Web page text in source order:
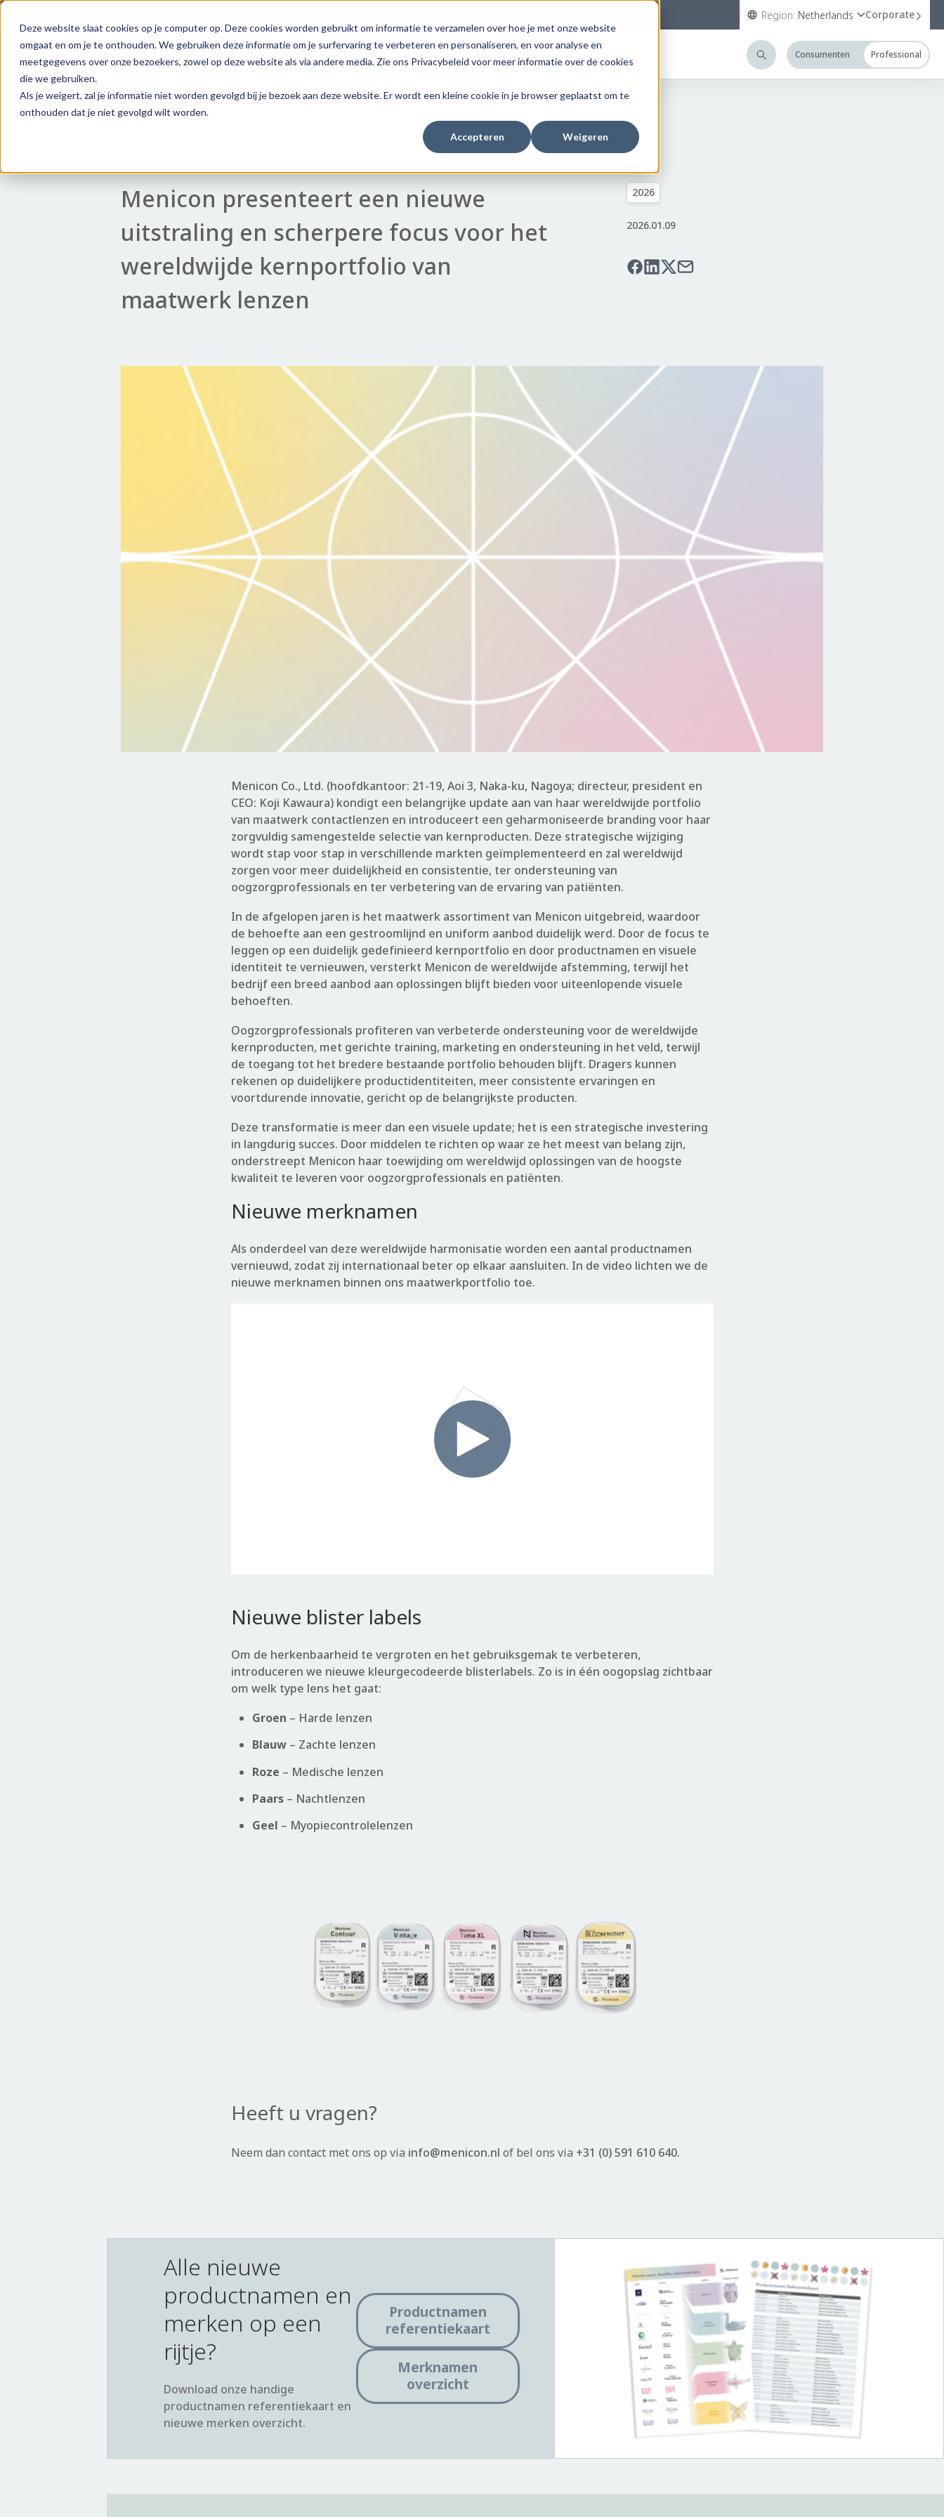
Deze website slaat cookies op je computer op. Deze cookies worden gebruikt om informatie te verzamelen over hoe je met onze website
omgaat en om je te onthouden. We gebruiken deze informatie om je surfervaring te verbeteren en personaliseren, en voor analyse en
meetgegevens over onze bezoekers, zowel op deze website als via andere media. Zie ons Privacybeleid voor meer informatie over de cookies
die we gebruiken.
Als je weigert, zal je informatie niet worden gevolgd bij je bezoek aan deze website. Er wordt een kleine cookie in je browser geplaatst om te
onthouden dat je niet gevolgd wilt worden.
Accepteren Weigeren
Region: Netherlands Corporate
Consumenten Professional
Menicon presenteert een nieuwe
uitstraling en scherpere focus voor het
wereldwijde kernportfolio van
maatwerk lenzen
2026
2026.01.09
Menicon Co., Ltd. (hoofdkantoor: 21-19, Aoi 3, Naka-ku, Nagoya; directeur, president en
CEO: Koji Kawaura) kondigt een belangrijke update aan van haar wereldwijde portfolio
van maatwerk contactlenzen en introduceert een geharmoniseerde branding voor haar
zorgvuldig samengestelde selectie van kernproducten. Deze strategische wijziging
wordt stap voor stap in verschillende markten geïmplementeerd en zal wereldwijd
zorgen voor meer duidelijkheid en consistentie, ter ondersteuning van
oogzorgprofessionals en ter verbetering van de ervaring van patiënten.
In de afgelopen jaren is het maatwerk assortiment van Menicon uitgebreid, waardoor
de behoefte aan een gestroomlijnd en uniform aanbod duidelijk werd. Door de focus te
leggen op een duidelijk gedefinieerd kernportfolio en door productnamen en visuele
identiteit te vernieuwen, versterkt Menicon de wereldwijde afstemming, terwijl het
bedrijf een breed aanbod aan oplossingen blijft bieden voor uiteenlopende visuele
behoeften.
Oogzorgprofessionals profiteren van verbeterde ondersteuning voor de wereldwijde
kernproducten, met gerichte training, marketing en ondersteuning in het veld, terwijl
de toegang tot het bredere bestaande portfolio behouden blijft. Dragers kunnen
rekenen op duidelijkere productidentiteiten, meer consistente ervaringen en
voortdurende innovatie, gericht op de belangrijkste producten.
Deze transformatie is meer dan een visuele update; het is een strategische investering
in langdurig succes. Door middelen te richten op waar ze het meest van belang zijn,
onderstreept Menicon haar toewijding om wereldwijd oplossingen van de hoogste
kwaliteit te leveren voor oogzorgprofessionals en patiënten.
Nieuwe merknamen
Als onderdeel van deze wereldwijde harmonisatie worden een aantal productnamen
vernieuwd, zodat zij internationaal beter op elkaar aansluiten. In de video lichten we de
nieuwe merknamen binnen ons maatwerkportfolio toe.
Nieuwe blister labels
Om de herkenbaarheid te vergroten en het gebruiksgemak te verbeteren,
introduceren we nieuwe kleurgecodeerde blisterlabels. Zo is in één oogopslag zichtbaar
om welk type lens het gaat:
Groen – Harde lenzen
Blauw– Zachte lenzen
Roze – Medische lenzen
Paars– Nachtlenzen
Geel – Myopiecontrolelenzen
Heeft u vragen?
Neem dan contact met ons op via info@menicon.nl of bel ons via +31 (0) 591 610 640.
Alle nieuwe
productnamen en
merken op een
rijtje?
Download onze handige
productnamen referentiekaart en
nieuwe merken overzicht.
Productnamen
referentiekaart
Merknamen
overzicht